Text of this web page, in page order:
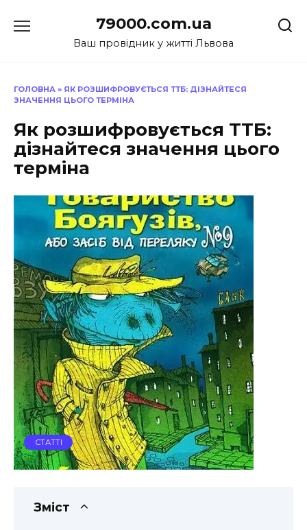
до
79000.com.ua
Ваш провідник у житті Львова
ГОЛОВНА » ЯК РОЗШИФРОВУЄТЬСЯ ТТБ: ДІЗНАЙТЕСЯ
ЗНАЧЕННЯ ЦЬОГО ТЕРМІНА
Як розшифровується ТТБ:
дізнайтеся значення цього
терміна
СТАТТІ
Зміст